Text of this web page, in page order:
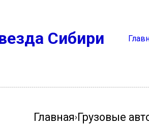
Сибири
Главная›Грузовые